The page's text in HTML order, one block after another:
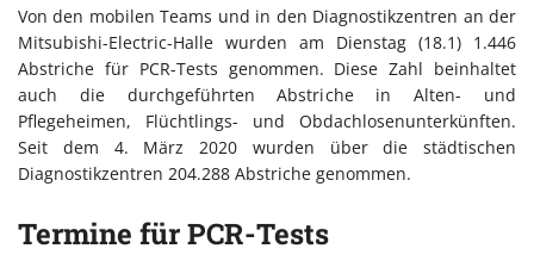
Von den mobilen Teams und in den Diagnostikzentren an der
Mitsubishi-Electric-Halle wurden am Dienstag (18.1) 1.446
Abstriche für PCR-Tests genommen. Diese Zahl beinhaltet
auch die durchgeführten Abstriche in Alten- und
Pflegeheimen, Flüchtlings- und Obdachlosenunterkünften.
Seit dem 4. März 2020 wurden über die städtischen
Diagnostikzentren 204.288 Abstriche genommen.
Termine für PCR-Tests